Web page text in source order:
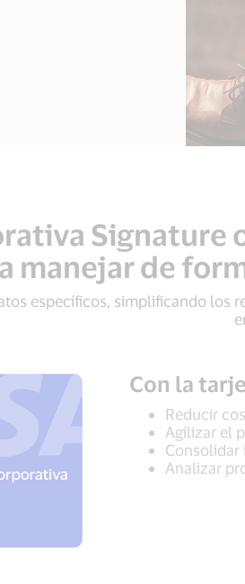
manejar de
específicos, simplificando
Con la
Reducir
Agilizar el
Consolidar
Analizar